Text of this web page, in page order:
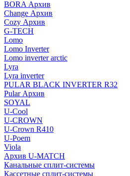
BORA Архив
Change Архив
Cozy Архив
G-TECH
Lomo
Lomo Inverter
Lomo inverter arctic
Lyra
Lyra inverter
PULAR BLACK INVERTER R32
Pular Архив
SOYAL
U-Cool
U-CROWN
U-Crown R410
U-Poem
Viola
Архив U-MATCH
Канальные сплит-системы
Кассетные сплит-системы